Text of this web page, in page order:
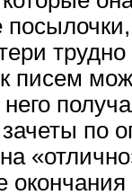
писем
него
по